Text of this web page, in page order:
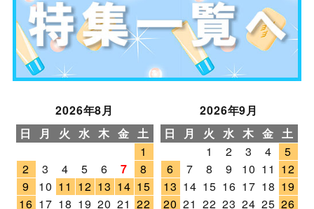
2026年8月
日
月 火 水 木 金 土
1
2
3 4 5 6 7
8
9
10 11 12 13 14 15
16 17 18 19 20 21 22
2026年9月
日
月 火 水 木 金 土
1
2 3 4
5
6
7 8 9 10 11 12
13 14 15 16 17 18 19
20 21 22 23 24 25 26